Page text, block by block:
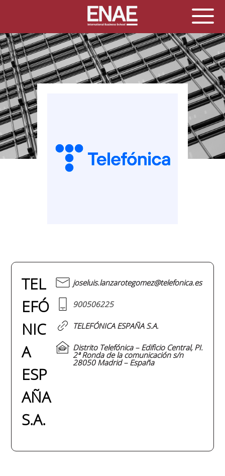
TEL
EFÓ
NIC
A
ESP
AÑA
S.A.
joseluis.lanzarotegomez@telefonica.es
900506225
TELEFÓNICA ESPAÑA S.A.
Distrito Telefónica – Edificio Central, PI.
2ª Ronda de la comunicación s/n
28050 Madrid – España